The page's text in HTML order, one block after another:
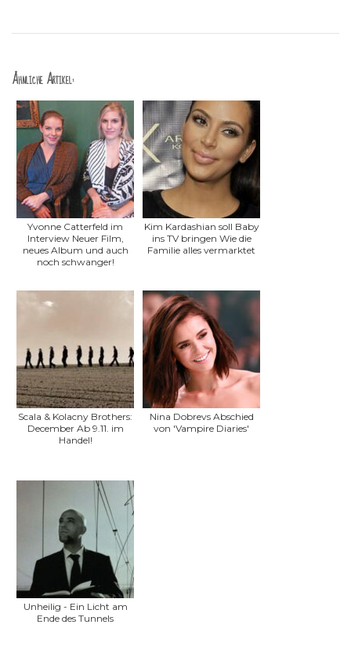
Ähnliche Artikel:
Yvonne Catterfeld im
Interview Neuer Film,
neues Album und auch
noch schwanger!
Kim Kardashian soll Baby
ins TV bringen Wie die
Familie alles vermarktet
Scala & Kolacny Brothers:
December Ab 9.11. im
Handel!
Nina Dobrevs Abschied
von 'Vampire Diaries'
Unheilig - Ein Licht am
Ende des Tunnels